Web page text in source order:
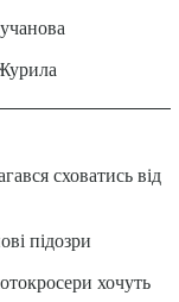
сховатись від
підозри
хочуть